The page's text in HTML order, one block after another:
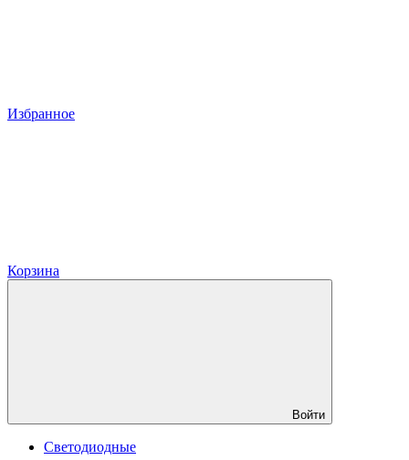
Избранное
Корзина
Войти
Светодиодные